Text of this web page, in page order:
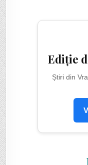
Ediție
Știri din